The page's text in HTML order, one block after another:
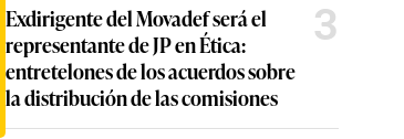
Exdirigente del Movadef será el
representante de JP en Ética:
entretelones de los acuerdos sobre
la distribución de las comisiones
3